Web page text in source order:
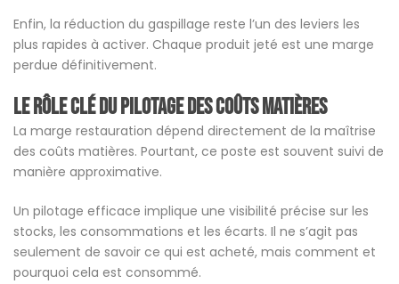
Enfin, la réduction du gaspillage reste l’un des leviers les
plus rapides à activer. Chaque produit jeté est une marge
perdue définitivement.
Le rôle clé du pilotage des coûts matières
La marge restauration dépend directement de la maîtrise
des coûts matières. Pourtant, ce poste est souvent suivi de
manière approximative.
Un pilotage efficace implique une visibilité précise sur les
stocks, les consommations et les écarts. Il ne s’agit pas
seulement de savoir ce qui est acheté, mais comment et
pourquoi cela est consommé.